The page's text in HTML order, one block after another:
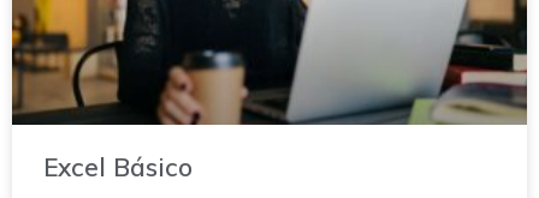
Excel Básico